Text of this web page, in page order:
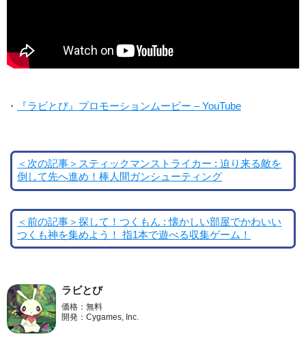
・ 『ラビとび』プロモーションムービー – YouTube
＜次の記事＞スティックマンストライカー : 迫り来る敵を
倒して先へ進め！棒人間ガンシューティング
＜前の記事＞探して！つくもん : 懐かしい部屋でかわいい
つくも神を集めよう！ 指1本で遊べる収集ゲーム！
ラビとび
価格：無料
開発：Cygames, Inc.